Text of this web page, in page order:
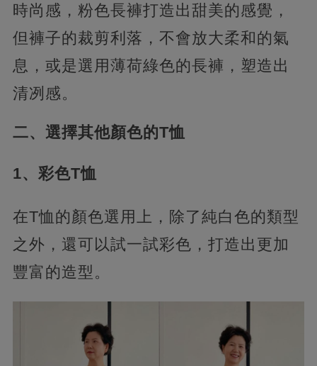
時尚感，粉色長褲打造出甜美的感覺，
但褲子的裁剪利落，不會放大柔和的氣
息，或是選用薄荷綠色的長褲，塑造出
清冽感。
二、選擇其他顏色的T恤
1、彩色T恤
在T恤的顏色選用上，除了純白色的類型
之外，還可以試一試彩色，打造出更加
豐富的造型。